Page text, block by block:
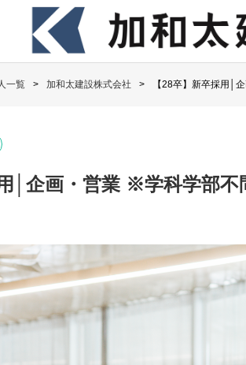
一覧 加和太建設株式会社 【28卒】新卒採用│
│企画・営業 ※学科学部不